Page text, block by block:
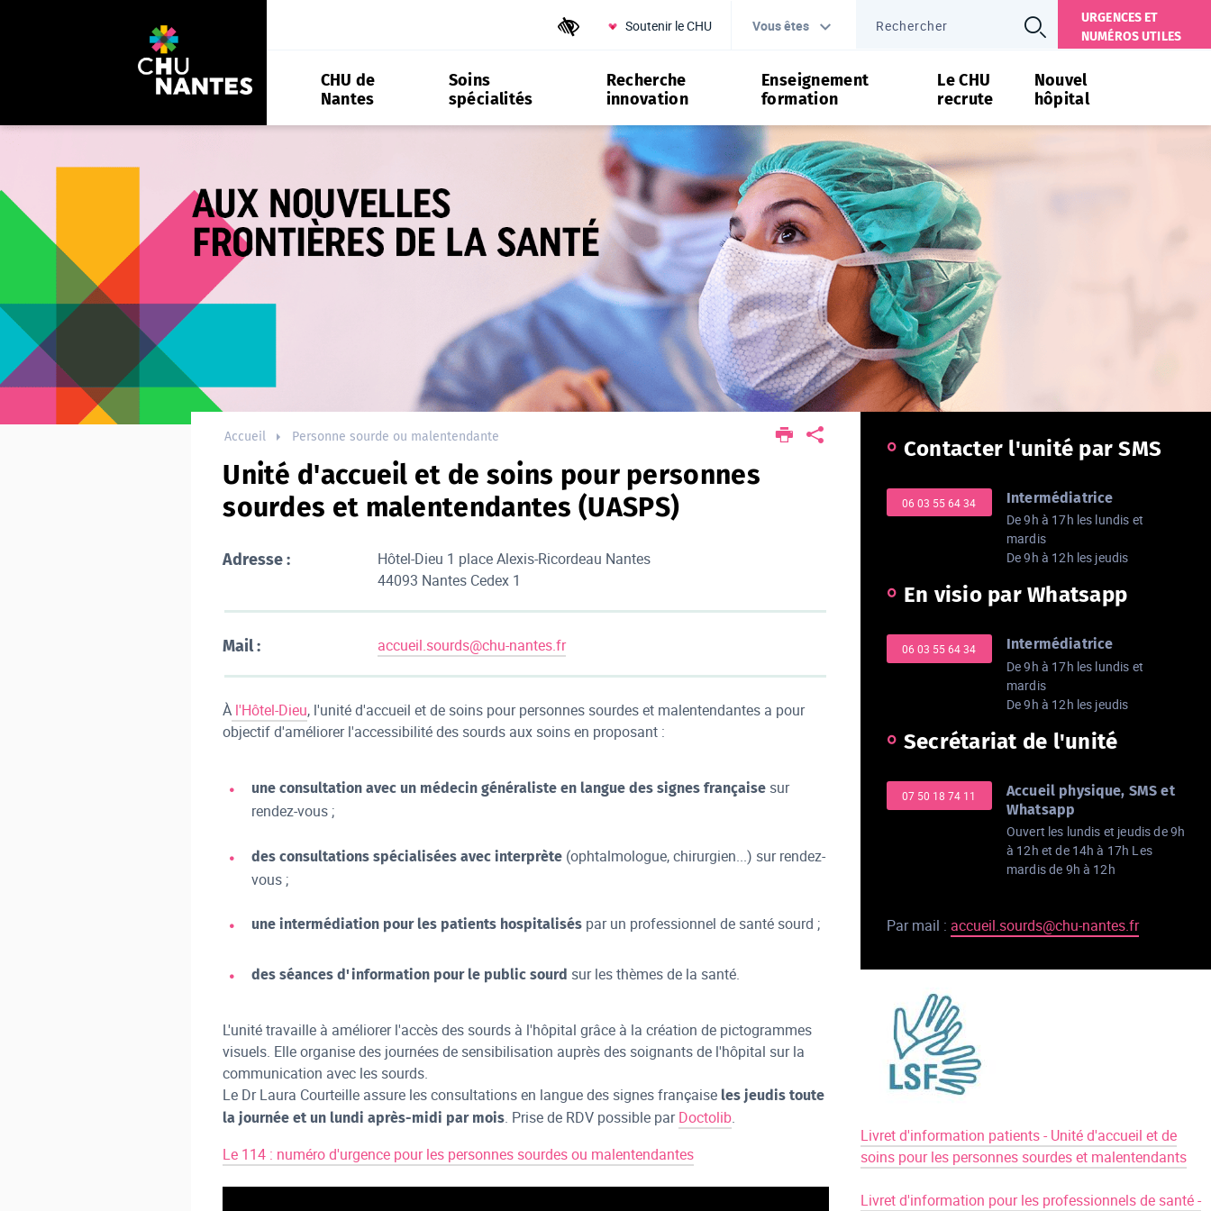
Outils d'accessibilité
Soutenir le CHU Vous êtes
URGENCES ET
NUMÉROS UTILES
CHU de
Nantes
Soins
spécialités
Recherche
innovation
Enseignement
formation
Le CHU
recrute
Nouvel
hôpital
Accueil Personne sourde ou malentendante
Unité d'accueil et de soins pour personnes
sourdes et malentendantes (UASPS)
Adresse :
Hôtel-Dieu 1 place Alexis-Ricordeau Nantes
44093 Nantes Cedex 1
Mail : accueil.sourds@chu-nantes.fr
À l'Hôtel-Dieu, l'unité d'accueil et de soins pour personnes sourdes et malentendantes a pour
objectif d'améliorer l'accessibilité des sourds aux soins en proposant :
une consultation avec un médecin généraliste en langue des signes française sur
rendez-vous ;
des consultations spécialisées avec interprète (ophtalmologue, chirurgien...) sur rendez-
vous ;
une intermédiation pour les patients hospitalisés par un professionnel de santé sourd ;
des séances d'information pour le public sourd sur les thèmes de la santé.
L'unité travaille à améliorer l'accès des sourds à l'hôpital grâce à la création de pictogrammes
visuels. Elle organise des journées de sensibilisation auprès des soignants de l'hôpital sur la
communication avec les sourds.
Le Dr Laura Courteille assure les consultations en langue des signes française les jeudis toute
la journée et un lundi après-midi par mois. Prise de RDV possible parDoctolib.
Le 114 : numéro d'urgence pour les personnes sourdes ou malentendantes
Contacter l'unité par SMS
Intermédiatrice
De 9h à 17h les lundis et
mardis
De 9h à 12h les jeudis
06 03 55 64 34
En visio par Whatsapp
Intermédiatrice
De 9h à 17h les lundis et
mardis
De 9h à 12h les jeudis
06 03 55 64 34
Secrétariat de l'unité
Accueil physique, SMS et
Whatsapp
Ouvert les lundis et jeudis de 9h
à 12h et de 14h à 17h Les
mardis de 9h à 12h
07 50 18 74 11
Par mail : accueil.sourds@chu-nantes.fr
Livret d'information patients - Unité d'accueil et de
soins pour les personnes sourdes et malentendants
Livret d'information pour les professionnels de santé -